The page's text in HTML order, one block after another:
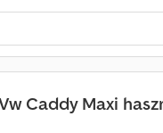
Caddy Maxi